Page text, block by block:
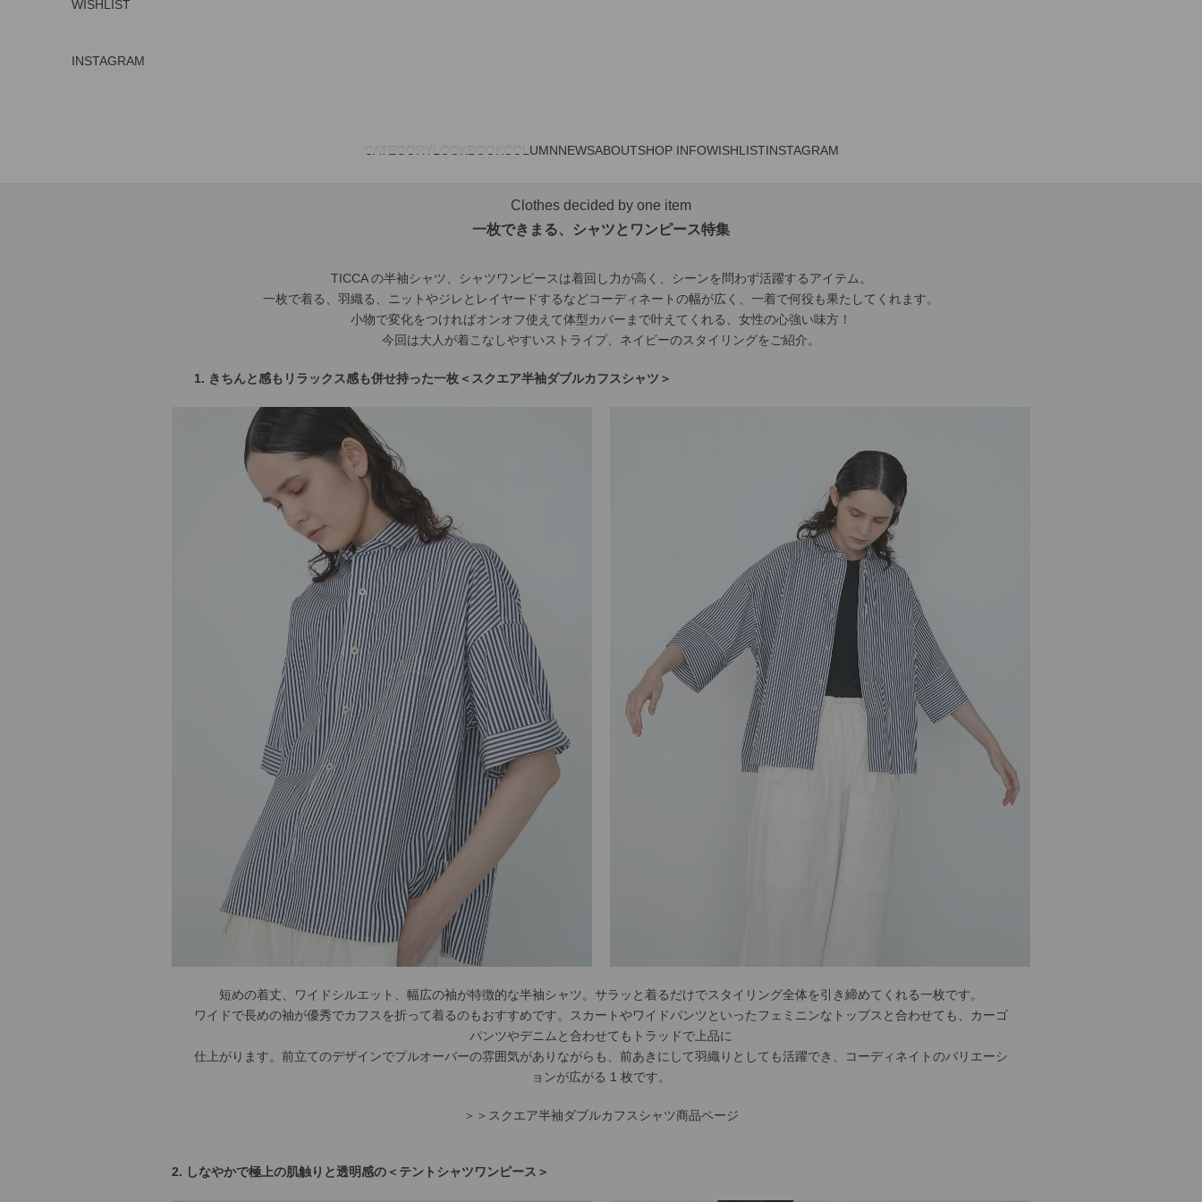
CATEGORY LOOKBOOK COLUMNNEWSABOUTSHOP INFOWISHLISTINSTAGRAM
WISHLIST
INSTAGRAM
Clothes decided by one item
一枚できまる、シャツとワンピース特集
TICCA の半袖シャツ、シャツワンピースは着回し力が高く、シーンを問わず活躍するアイテム。
一枚で着る、羽織る、ニットやジレとレイヤードするなどコーディネートの幅が広く、一着で何役も果たしてくれます。
小物で変化をつければオンオフ使えて体型カバーまで叶えてくれる、女性の心強い味方！
今回は大人が着こなしやすいストライプ、ネイビーのスタイリングをご紹介。
1. きちんと感もリラックス感も併せ持った一枚＜スクエア半袖ダブルカフスシャツ＞
短めの着丈、ワイドシルエット、幅広の袖が特徴的な半袖シャツ。サラッと着るだけでスタイリング全体を引き締めてくれる一枚です。
ワイドで長めの袖が優秀でカフスを折って着るのもおすすめです。スカートやワイドパンツといったフェミニンなトップスと合わせても、カーゴ
パンツやデニムと合わせてもトラッドで上品に
仕上がります。前立てのデザインでプルオーバーの雰囲気がありながらも、前あきにして羽織りとしても活躍でき、コーディネイトのバリエーシ
ョンが広がる 1 枚です。
＞＞スクエア半袖ダブルカフスシャツ商品ページ
2. しなやかで極上の肌触りと透明感の＜テントシャツワンピース＞